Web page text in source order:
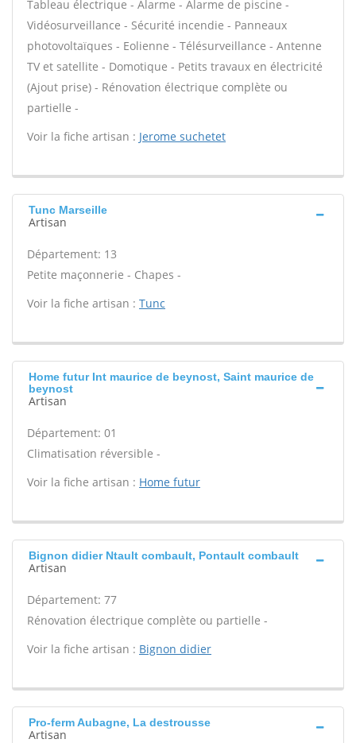
Tableau électrique - Alarme - Alarme de piscine -
Vidéosurveillance - Sécurité incendie - Panneaux
photovoltaïques - Eolienne - Télésurveillance - Antenne
TV et satellite - Domotique - Petits travaux en électricité
(Ajout prise) - Rénovation électrique complète ou
partielle -
Voir la fiche artisan : Jerome suchetet
Tunc Marseille
Artisan
Département: 13
Petite maçonnerie - Chapes -
Voir la fiche artisan : Tunc
Home futur Int maurice de beynost, Saint maurice de
beynost
Artisan
Département: 01
Climatisation réversible -
Voir la fiche artisan : Home futur
Bignon didier Ntault combault, Pontault combault
Artisan
Département: 77
Rénovation électrique complète ou partielle -
Voir la fiche artisan : Bignon didier
Pro-ferm Aubagne, La destrousse
Artisan